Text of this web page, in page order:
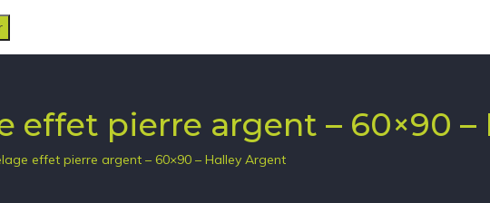
effet pierre argent – 60×90
effet pierre argent – 60×90 – Halley Argent